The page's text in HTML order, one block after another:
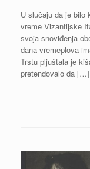
U slučaju da je bilo
vreme Vizantijske
svoja snoviđenja
dana vremeplova
Trstu pljuštala je
pretendovalo da […]